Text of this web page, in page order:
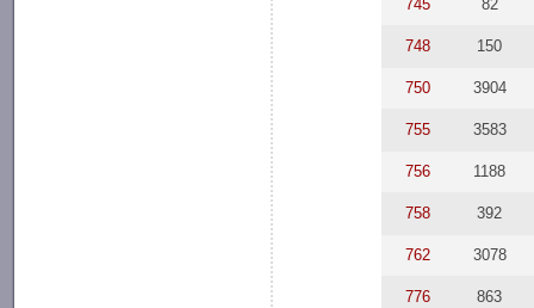
745 82
748 150
750 3904
755 3583
756 1188
758 392
762 3078
776 863